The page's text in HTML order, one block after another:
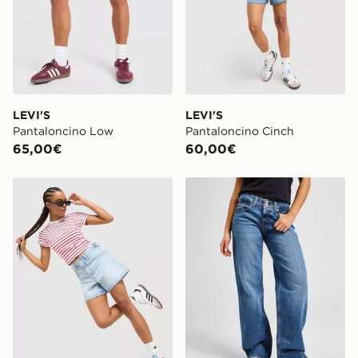
LEVI'S
Pantaloncino Low
65,00€
LEVI'S
Pantaloncino Cinch
60,00€
LEVI'S Pantaloncino Cinch LEVI'S Jeans Superlow